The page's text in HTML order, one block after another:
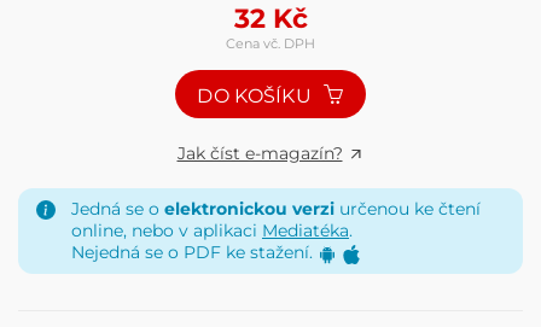
32Kč
Cena vč. DPH
DO KOŠÍKU
Jak číst e-magazín?
Jedná se o elektronickou verzi určenou ke čtení
online, nebo v aplikaci Mediatéka.
Nejedná se o PDF ke stažení.